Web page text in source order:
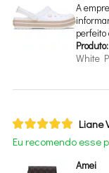
A
perfeito
Produto:
White
Liane
Eu recomendo esse
Amei